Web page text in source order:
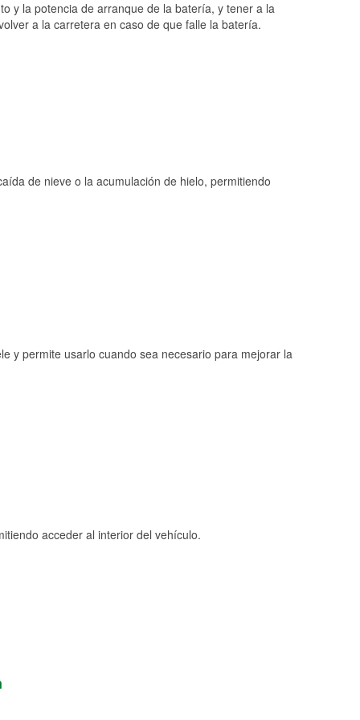
y la potencia de arranque de la batería, y tener a la
a la carretera en caso de que falle la batería.
de nieve o la acumulación de hielo, permitiendo
y permite usarlo cuando sea necesario para mejorar la
acceder al interior del vehículo.